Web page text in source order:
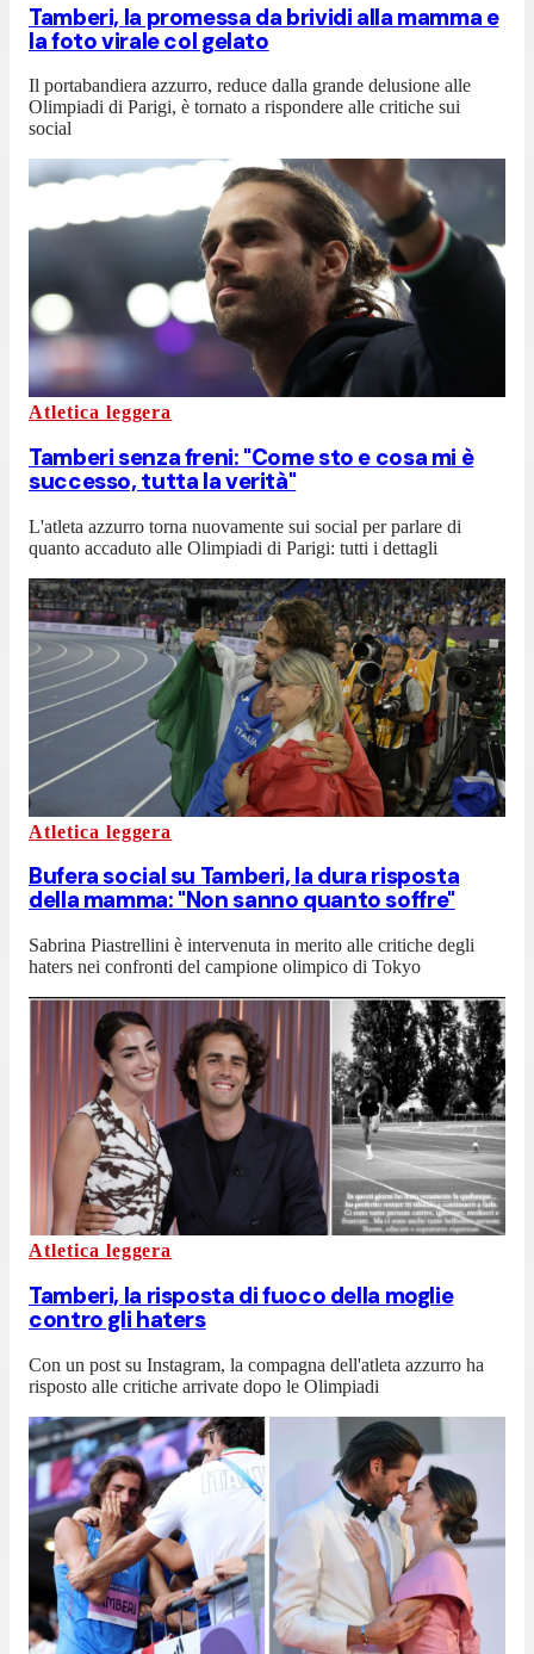
Tamberi, la promessa da brividi alla mamma e
la foto virale col gelato
Il portabandiera azzurro, reduce dalla grande delusione alle
Olimpiadi di Parigi, è tornato a rispondere alle critiche sui
social
Atletica leggera
Tamberi senza freni: "Come sto e cosa mi è
successo, tutta la verità"
L'atleta azzurro torna nuovamente sui social per parlare di
quanto accaduto alle Olimpiadi di Parigi: tutti i dettagli
Atletica leggera
Bufera social su Tamberi, la dura risposta
della mamma: "Non sanno quanto soffre"
Sabrina Piastrellini è intervenuta in merito alle critiche degli
haters nei confronti del campione olimpico di Tokyo
Atletica leggera
Tamberi, la risposta di fuoco della moglie
contro gli haters
Con un post su Instagram, la compagna dell'atleta azzurro ha
risposto alle critiche arrivate dopo le Olimpiadi